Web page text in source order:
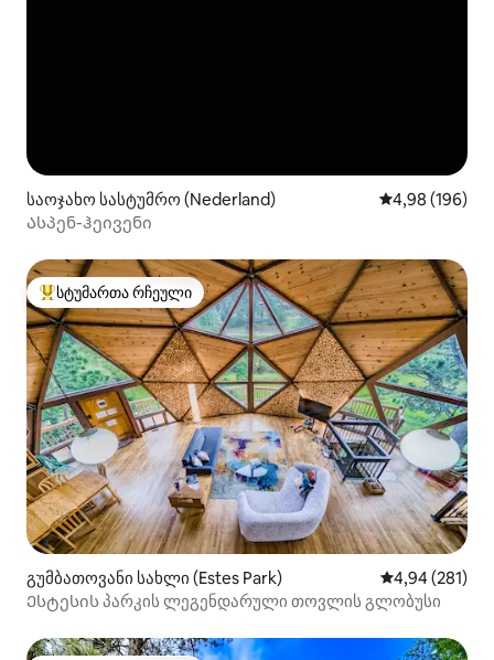
საოჯახო სასტუმრო (Nederland) საშუალო
4,98 (196)
Ასპენ-ჰეივენი
სტუმართა რჩეული მოწინავე ვარიანტი
სტუმართა რჩეული
გუმბათოვანი სახლი (Estes Park) საშუალო
4,94 (281)
Ესტესის პარკის ლეგენდარული თოვლის გლობუსი